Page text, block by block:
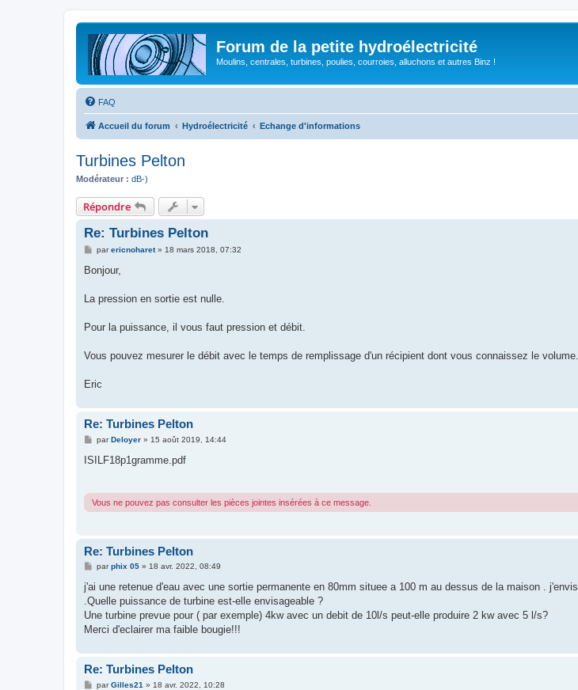
Forum de la petite hydroélectricité
Moulins, centrales, turbines, poulies, courroies, alluchons et autres Binz !
FAQ
Accueil du forum Hydroélectricité Echange d'informations
Turbines Pelton
Modérateur : dB-)
Répondre
Re: Turbines Pelton
M
s
g
parericnoharet» 18 mars 2018, 07:32
Bonjour,
La pression en sortie est nulle.
Pour la puissance, il vous faut pression et débit.
Vous pouvez mesurer le débit avec le temps de remplissage d'un récipient dont vous connaissez le volume.
Eric
Re: Turbines Pelton
M
s
e
parDeloyer» 15 août 2019, 14:44
ISILF18p1gramme.pdf
Vous ne pouvez pas consulter les pièces jointes insérées à ce message.
Re: Turbines Pelton
M
s
a
g
parphix 05» 18 avr. 2022, 08:49
j'ai une retenue d'eau avec une sortie permanente en 80mm situee a 100 m au dessus de la maison .
.Quelle puissance de turbine est-elle envisageable ?
Une turbine prevue pour ( par exemple) 4kw avec un debit de 10l/s peut-elle produire 2 kw avec 5 l/s?
Merci d'eclairer ma faible bougie!!!
Re: Turbines Pelton
MparGilles21 » 18 avr. 2022, 10:28